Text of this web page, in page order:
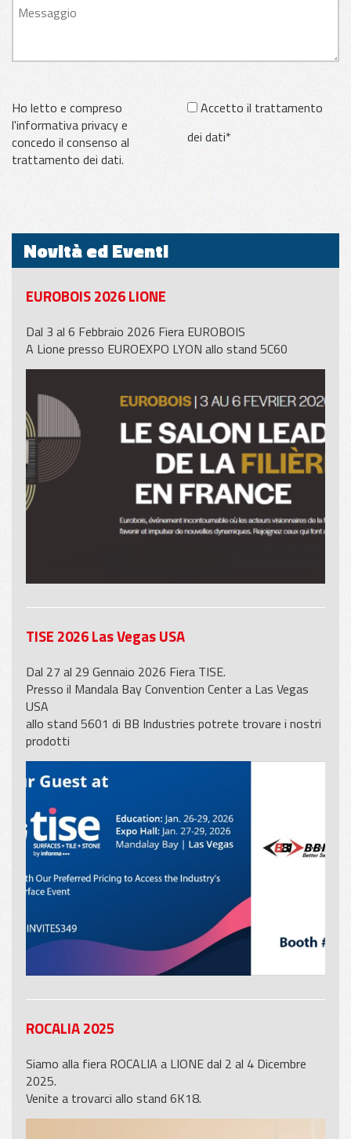
Ho letto e compreso
l'informativa privacy e
concedo il consenso al
trattamento dei dati.
Accetto il trattamento
dei dati*
Novità ed Eventi
EUROBOIS 2026 LIONE
Dal 3 al 6 Febbraio 2026 Fiera EUROBOIS
A Lione presso EUROEXPO LYON allo stand 5C60
TISE 2026 Las Vegas USA
Dal 27 al 29 Gennaio 2026 Fiera TISE.
Presso il Mandala Bay Convention Center a Las Vegas
USA
allo stand 5601 di BB Industries potrete trovare i nostri
prodotti
ROCALIA 2025
Siamo alla fiera ROCALIA a LIONE dal 2 al 4 Dicembre
2025.
Venite a trovarci allo stand 6K18.